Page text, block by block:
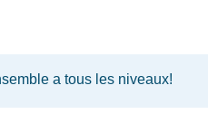
a tous les niveaux!